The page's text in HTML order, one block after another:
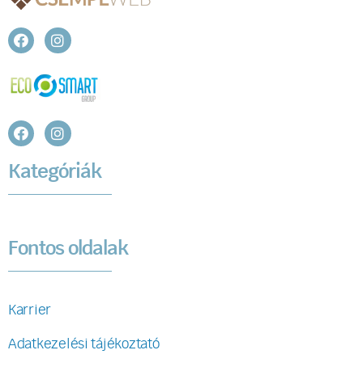
Kategóriák
Fontos oldalak
Karrier
Adatkezelési tájékoztató